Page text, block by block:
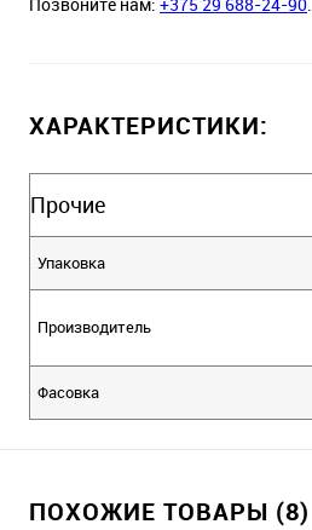
Позвоните нам: +375 29 688-24-90.
ХАРАКТЕРИСТИКИ:
Прочие
Упаковка
Производитель
Фасовка
ПОХОЖИЕ ТОВАРЫ (8)